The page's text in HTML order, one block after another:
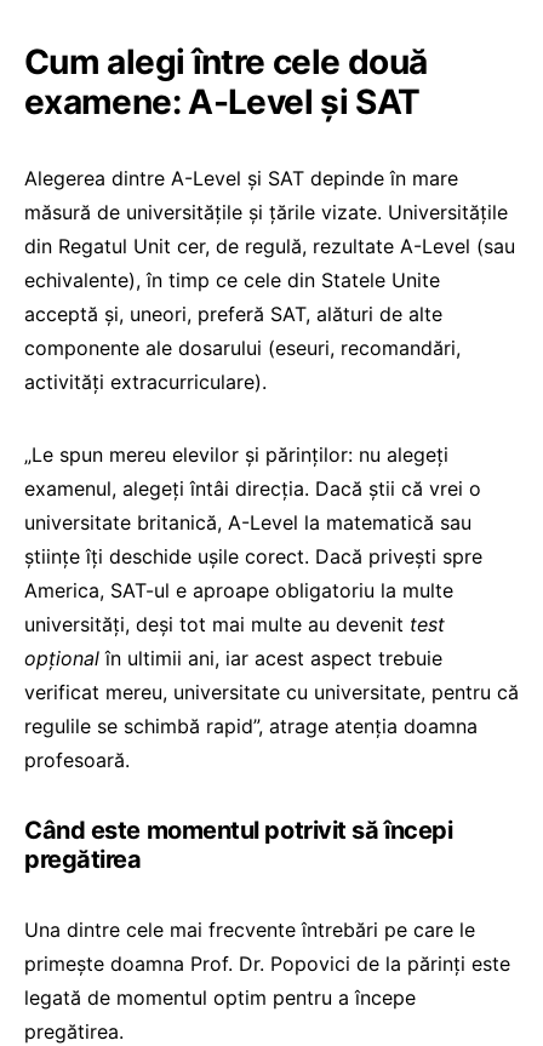
Cum alegi între cele două
examene: A-Level și SAT
Alegerea dintre A-Level și SAT depinde în mare
măsură de universitățile și țările vizate. Universitățile
din Regatul Unit cer, de regulă, rezultate A-Level (sau
echivalente), în timp ce cele din Statele Unite
acceptă și, uneori, preferă SAT, alături de alte
componente ale dosarului (eseuri, recomandări,
activități extracurriculare).
„Le spun mereu elevilor și părinților: nu alegeți
examenul, alegeți întâi direcția. Dacă știi că vrei o
universitate britanică, A-Level la matematică sau
științe îți deschide ușile corect. Dacă privești spre
America, SAT-ul e aproape obligatoriu la multe
universități, deși tot mai multe au devenit test
opțional în ultimii ani, iar acest aspect trebuie
verificat mereu, universitate cu universitate, pentru că
regulile se schimbă rapid”, atrage atenția doamna
profesoară.
Când este momentul potrivit să începi
pregătirea
Una dintre cele mai frecvente întrebări pe care le
primește doamna Prof. Dr. Popovici de la părinți este
legată de momentul optim pentru a începe
pregătirea.